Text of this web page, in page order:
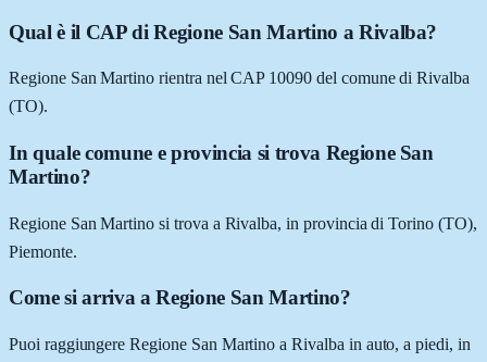
Qual è il CAP di Regione San Martino a Rivalba?
Regione San Martino rientra nel CAP 10090 del comune di Rivalba
(TO).
In quale comune e provincia si trova Regione San
Martino?
Regione San Martino si trova a Rivalba, in provincia di Torino (TO),
Piemonte.
Come si arriva a Regione San Martino?
Puoi raggiungere Regione San Martino a Rivalba in auto, a piedi, in